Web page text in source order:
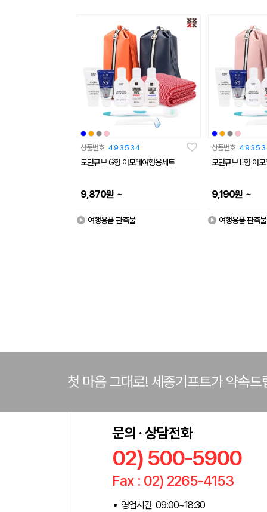
상품번호 493534
모던큐브 G형 아모레여행용세트
9,870원 ~
여행용품 판촉물
상품번호
모던큐브 E형 아
9,190원 ~
여행용품 판촉물
첫 마음 그대로! 세종기프트가 약속드
문의 · 상담전화
02) 500-5900
Fax : 02) 2265-4153
영업시간 09:00~18:30